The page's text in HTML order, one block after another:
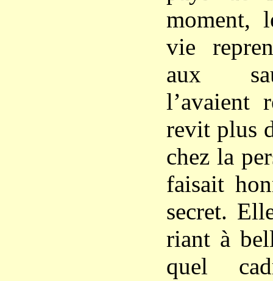
moment,
vie
aux
l’avaient
revit plus
chez la
faisait
secret.
riant à
quel